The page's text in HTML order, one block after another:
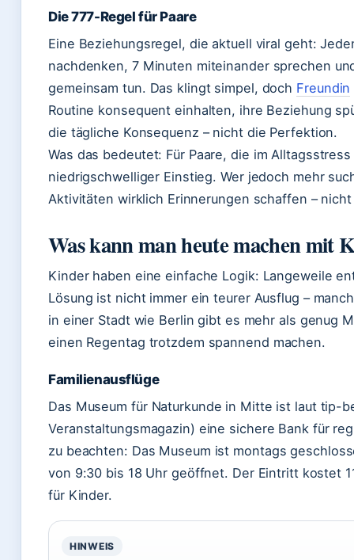
Die 777-Regel für Paare
Eine Beziehungsregel, die aktuell viral geht:
nachdenken, 7 Minuten miteinander sprechen
gemeinsam tun. Das klingt simpel, doch Freundin
Routine konsequent einhalten, ihre Beziehung
die tägliche Konsequenz – nicht die Perfektion.
Was das bedeutet: Für Paare, die im
niedrigschwelliger Einstieg. Wer jedoch mehr
Aktivitäten wirklich Erinnerungen schaffen –
Was kann man heute machen mit
Kinder haben eine einfache Logik: Langeweile
Lösung ist nicht immer ein teurer Ausflug –
in einer Stadt wie Berlin gibt es mehr als genug
einen Regentag trotzdem spannend machen.
Familienausflüge
Das Museum für Naturkunde in Mitte ist laut tip-
Veranstaltungsmagazin) eine sichere Bank für
zu beachten: Das Museum ist montags
von 9:30 bis 18 Uhr geöffnet. Der Eintritt kostet
für Kinder.
HINWEIS